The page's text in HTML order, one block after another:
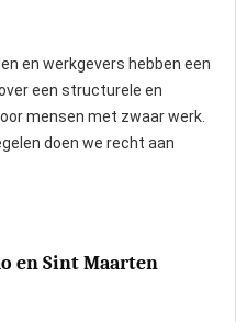
en werkgevers hebben een
een structurele en
mensen met zwaar werk.
doen we recht aan
en Sint Maarten